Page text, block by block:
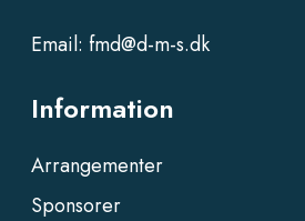
Email: fmd@d-m-s.dk
Information
Arrangementer
Sponsorer